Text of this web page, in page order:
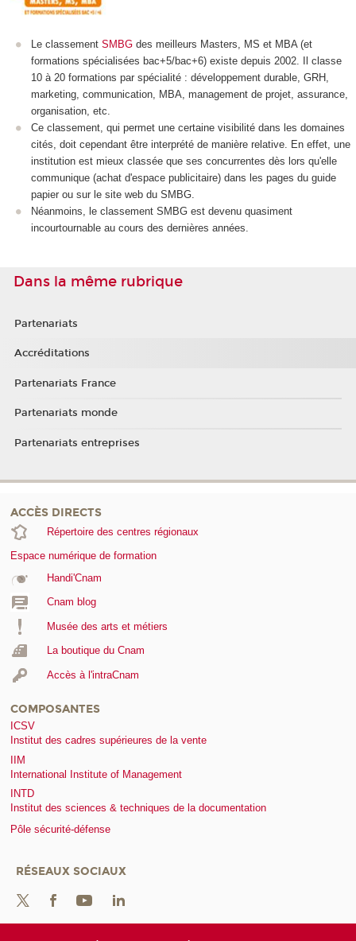
Le classement SMBG des meilleurs Masters, MS et MBA (et
formations spécialisées bac+5/bac+6) existe depuis 2002. Il classe
10 à 20 formations par spécialité : développement durable, GRH,
marketing, communication, MBA, management de projet, assurance,
organisation, etc.
Ce classement, qui permet une certaine visibilité dans les domaines
cités, doit cependant être interprété de manière relative. En effet, une
institution est mieux classée que ses concurrentes dès lors qu'elle
communique (achat d'espace publicitaire) dans les pages du guide
papier ou sur le site web du SMBG.
Néanmoins, le classement SMBG est devenu quasiment
incourtournable au cours des dernières années.
Dans la même rubrique
Partenariats
Accréditations
Partenariats France
Partenariats monde
Partenariats entreprises
ACCÈS DIRECTS
Répertoire des centres régionaux
Espace numérique de formation
Handi'Cnam
Cnam blog
Musée des arts et métiers
La boutique du Cnam
Accès à l'intraCnam
COMPOSANTES
ICSV
Institut des cadres supérieures de la vente
IIM
International Institute of Management
INTD
Institut des sciences & techniques de la documentation
Pôle sécurité-défense
RÉSEAUX SOCIAUX